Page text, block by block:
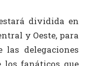
dividida en
y Oeste, para
las delegaciones